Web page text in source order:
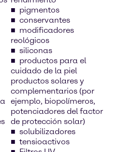
pigmentos
conservantes
modificadores
reológicos
siliconas
productos para el
cuidado de la piel
productos solares y
complementarios (por
ejemplo, biopolímeros,
potenciadores del factor
de protección solar)
solubilizadores
tensioactivos